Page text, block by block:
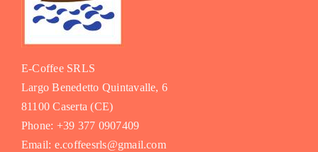
E-Coffee SRLS
Largo Benedetto Quintavalle, 6
81100 Caserta (CE)
Phone: +39 377 0907409
Email: e.coffeesrls@gmail.com